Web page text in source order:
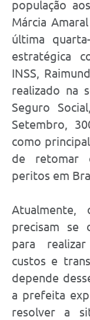
população
Márcia
última
estratégica
INSS,
realizado na
Seguro
Setembro,
como
de retomar
peritos em
Atualmente,
precisam se
para
custos e
depende
a prefeita
resolver a